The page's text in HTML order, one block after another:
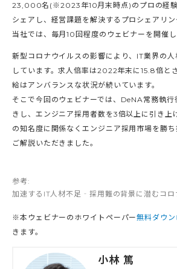
23,000名(※2023年10月末時点)のプロの経験
シェアし、経営課題を解決するプロシェアリ
当社では、毎月10回程度のウェビナーを開催し
新型コロナウイルスの影響により、IT業界の
しています。求人倍率は2022年末に15.8倍と
給はアンバランスな状況が続いています。
そこで今回のウェビナーでは、DeNA常務執
きし、エンジニア採用者数を3倍以上に引き上
の知名度に関係なくエンジニア採用市場を勝
ご解説いただきました。
参考:
加速するIT人材不足‐採用難の背景に潜むコ
※本ウェビナーのホワイトペーパー無料ダウ
きます。
小林 篤